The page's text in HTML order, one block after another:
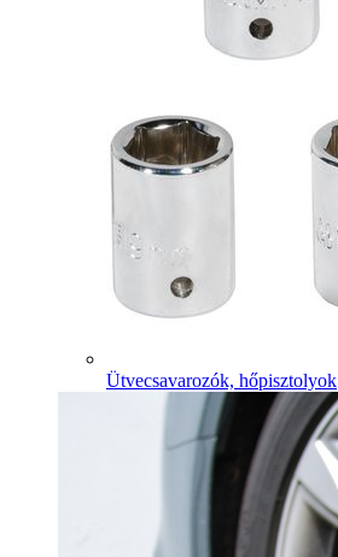
Ütvecsavarozók, hőpisztolyok